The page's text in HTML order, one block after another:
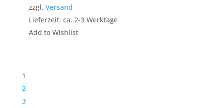
zzgl. Versand
Lieferzeit: ca. 2-3 Werktage
Add to Wishlist
1
2
3